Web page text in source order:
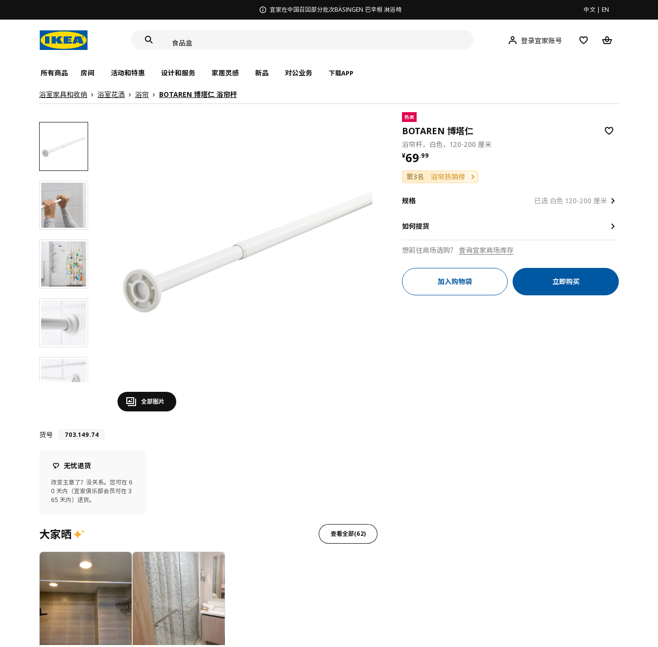
无锡商场发票事宜沟通 中文 | EN
食品盒
登录宜家账号
所有商品 房间 活动和特惠 设计和服务 家居灵感 新品 对公业务 下载APP
浴室家具和收纳 浴室花洒 浴帘 BOTAREN 博塔仁 浴帘杆
全部图片
货号 703.149.74
无忧退货
改变主意了？没关系。您可在 6
0 天内（宜家俱乐部会员可在 3
65 天内）退货。
大家晒 查看全部(62)
热卖
BOTAREN 博塔仁
浴帘杆，白色，120-200 厘米
¥69.99
¥ 69.99
第3名 浴帘热销榜
规格 已选 白色 120-200 厘米
如何提货
想前往商场选购？ 查询宜家商场库存
加入购物袋 立即购买